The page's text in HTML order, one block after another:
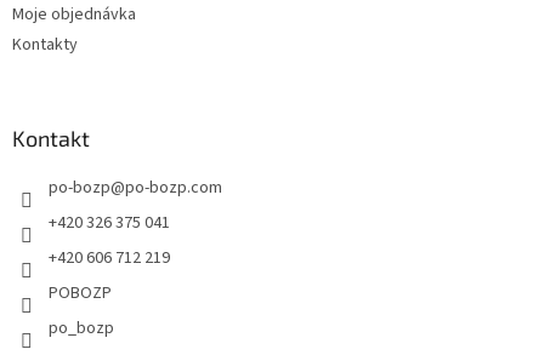
Moje objednávka
Kontakty
Kontakt
po-bozp@po-bozp.com
+420 326 375 041
+420 606 712 219
POBOZP
po_bozp